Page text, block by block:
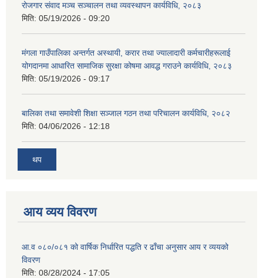
रोजगार संवाद मञ्च सञ्चालन तथा व्यवस्थापन कार्यविधि, २०८३
मिति: 05/19/2026 - 09:20
मंगला गाउँपालिका अन्तर्गत अस्थायी, करार तथा ज्यालादारी कर्मचारीहरूलाई
योगदानमा आधारित सामाजिक सुरक्षा कोषमा आवद्ध गराउने कार्यविधि, २०८३
मिति: 05/19/2026 - 09:17
बालिका तथा समावेशी शिक्षा सञ्जाल गठन तथा परिचालन कार्यविधि, २०८२
मिति: 04/06/2026 - 12:18
थप
आय व्यय विवरण
आ.व ०८०/०८१ को वार्षिक निर्धारित पद्धति र ढाँचा अनुसार आय र व्ययको
विवरण
मिति: 08/28/2024 - 17:05